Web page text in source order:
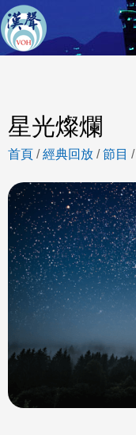
星光燦爛
首頁 /經典回放 /節目 /